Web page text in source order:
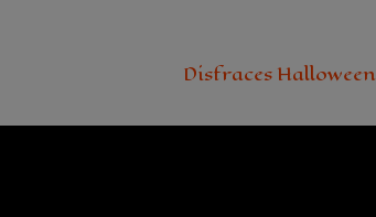
Disfraces Halloween